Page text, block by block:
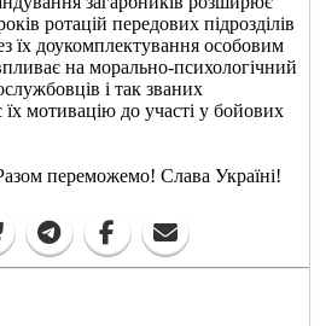
ротацій передових підрозділів
їх доукомплектування особовим
на морально-психологічний
і так званих
їх мотивацію до участі у бойових
переможемо! Слава Україні!